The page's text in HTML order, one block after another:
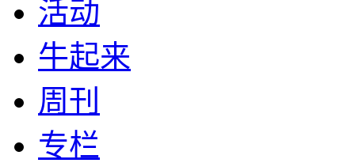
活动
牛起来
周刊
专栏